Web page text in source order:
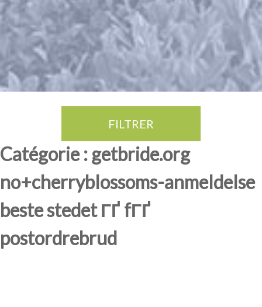
FILTRER
Catégorie : getbride.org
no+cherryblossoms-anmeldelse
beste stedet ГҐ fГҐ
postordrebrud